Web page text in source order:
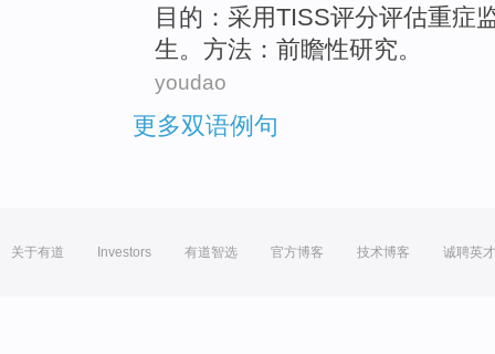
目的 ： 采用TISS评分评估重症
生。方法：前瞻性研究。
youdao
更多双语例句
关于有道 Investors 有道智选 官方博客 技术博客 诚聘英才